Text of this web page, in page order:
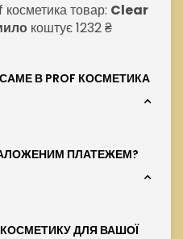
товар: Clear
коштує 1232 ₴
В PROF КОСМЕТИКА
ПЛАТЕЖЕМ?
ДЛЯ ВАШОЇ